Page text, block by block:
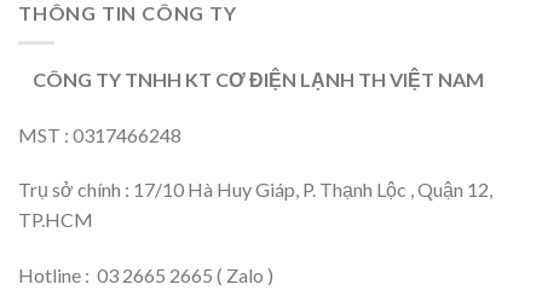
THÔNG TIN CÔNG TY
CÔNG TY TNHH KT CƠ ĐIỆN LẠNH TH VIỆT NAM
MST : 0317466248
Trụ sở chính : 17/10 Hà Huy Giáp, P. Thạnh Lộc , Quận 12,
TP.HCM
Hotline : 03 2665 2665 ( Zalo )